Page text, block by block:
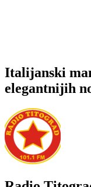
Italijanski
elegantnijih